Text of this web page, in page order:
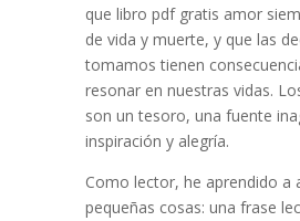
que libro pdf gratis amor
de vida y muerte, y que las
tomamos tienen
resonar en nuestras vidas.
son un tesoro, una fuente
inspiración y alegría.
Como lector, he aprendido a
pequeñas cosas: una frase